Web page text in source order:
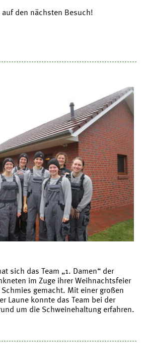
den nächsten Besuch!
sich das Team „1. Damen“ der
im Zuge ihrer Weihnachtsfeier
gemacht. Mit einer großen
Laune konnte das Team bei der
um die Schweinehaltung erfahren.